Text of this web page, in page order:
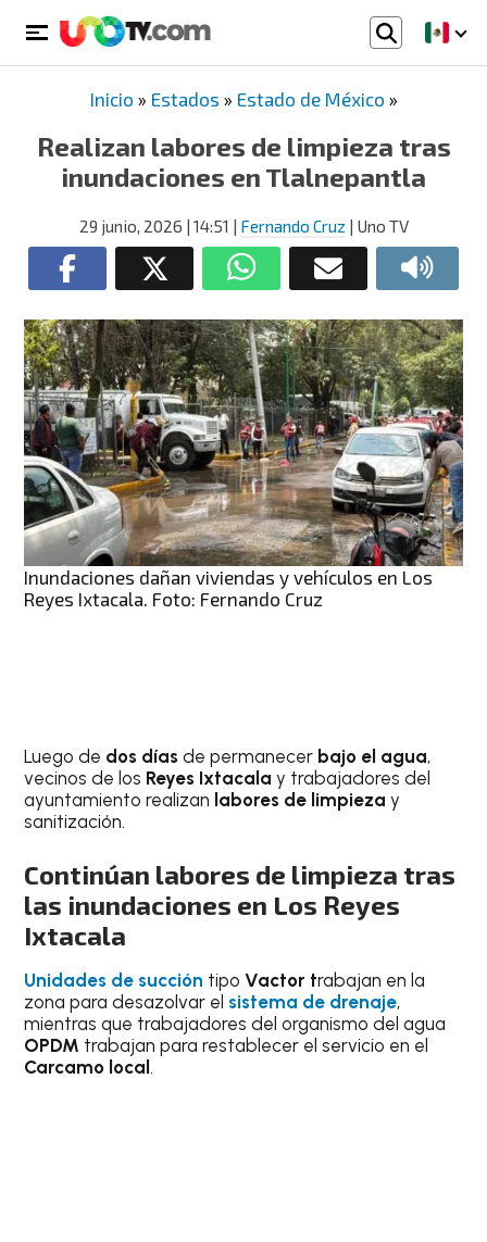
Inicio » Estados » Estado de México »
Realizan labores de limpieza tras
inundaciones en Tlalnepantla
29 junio, 2026 | 14:51 | Fernando Cruz | Uno TV
Inundaciones dañan viviendas y vehículos en Los
Reyes Ixtacala. Foto: Fernando Cruz
Luego de dos díasde permanecer bajo el agua,
vecinos de los Reyes Ixtacala y trabajadores del
ayuntamiento realizan labores de limpieza y
sanitización.
Continúan labores de limpieza tras
las inundaciones en Los Reyes
Ixtacala
Unidades de succión tipoVactor trabajan en la
zona para desazolvar el sistema de drenaje,
mientras que trabajadores del organismo del agua
OPDM trabajan para restablecer el servicio en el
Carcamo local.